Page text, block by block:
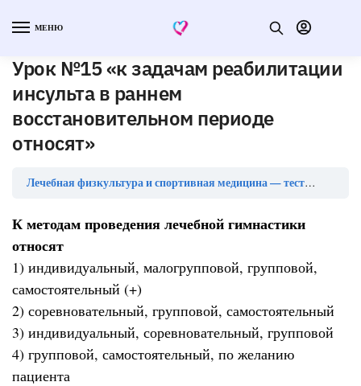
МЕНЮ
Урок №15 «к задачам реабилитации
инсульта в раннем
восстановительном периоде
относят»
Лечебная физкультура и спортивная медицина — тесты с ответами
К методам проведения лечебной гимнастики
относят
1) индивидуальный, малогрупповой, групповой,
самостоятельный (+)
2) соревновательный, групповой, самостоятельный
3) индивидуальный, соревновательный, групповой
4) групповой, самостоятельный, по желанию
пациента